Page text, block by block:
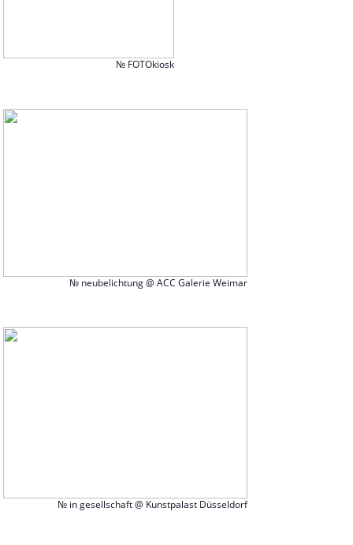
№ FOTOkiosk
№ neubelichtung @ ACC Galerie Weimar
№ in gesellschaft @ Kunstpalast Düsseldorf